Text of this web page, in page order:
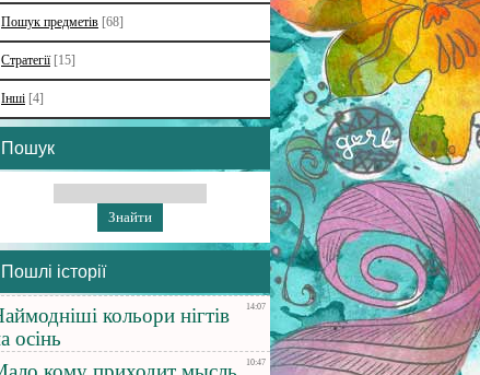
Пошук предметів [68]
Стратегії [15]
Інші [4]
Пошук
Пошлі історії